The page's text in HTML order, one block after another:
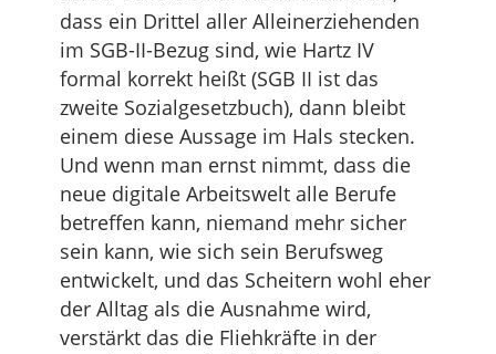
dass ein Drittel aller Alleinerziehenden
im SGB-II-Bezug sind, wie Hartz IV
formal korrekt heißt (SGB II ist das
zweite Sozialgesetzbuch), dann bleibt
einem diese Aussage im Hals stecken.
Und wenn man ernst nimmt, dass die
neue digitale Arbeitswelt alle Berufe
betreffen kann, niemand mehr sicher
sein kann, wie sich sein Berufsweg
entwickelt, und das Scheitern wohl eher
der Alltag als die Ausnahme wird,
verstärkt das die Fliehkräfte in der